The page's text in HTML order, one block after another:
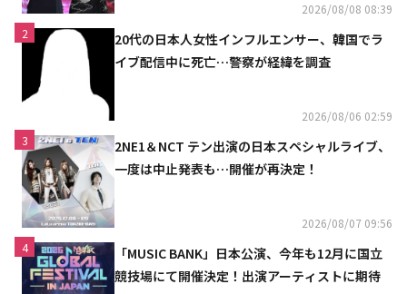
2026/08/08 08:39
2
20代の日本人女性インフルエンサー、韓国でラ
イブ配信中に死亡…警察が経緯を調査
2026/08/06 02:59
3
2NE1＆NCT テン出演の日本スペシャルライブ、
一度は中止発表も…開催が再決定！
2026/08/07 09:56
4
「MUSIC BANK」日本公演、今年も12月に国立
競技場にて開催決定！出演アーティストに期待